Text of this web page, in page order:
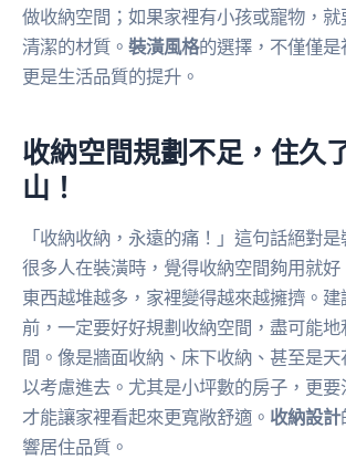
做收納空間；如果家裡有小孩或寵物，
清潔的材質。 裝潢風格的選擇，不僅僅是
更是生活品質的提升。
收納空間規劃不足，住久
山！
「收納收納，永遠的痛！」這句話絕對是
很多人在裝潢時，覺得收納空間夠用就好
東西越堆越多，家裡變得越來越擁擠。
前，一定要好好規劃收納空間，盡可能
間。像是牆面收納、床下收納、甚至是
以考慮進去。尤其是小坪數的房子，更要
才能讓家裡看起來更寬敞舒適。 收納設計
響居住品質。